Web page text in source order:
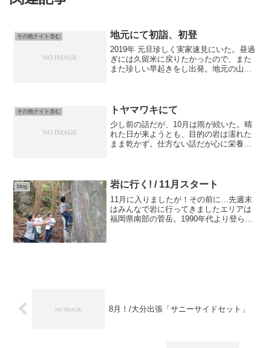
その他ナイト含む 地元にて初詣、初登
2019年 元旦珍しく実家速見にいた。昼過
ぎには久留米に戻りたかったので、また
また珍しい早起きをし出発。地元の山へ
際、昼寝中その岩壁に...
その他ナイト含む トヤマワキにて
少し前の話だが、10月は雨が続いた。晴
れた日が来ようとも、目的の岩は濡れた
まま乾かず。仕方ない話だが心に栄養
登れそうな岩をピックアッ...
blog 岩に行く! / 11月スタート
11月に入りましたが！その前に…先週末
はみんなで岩に行ってきましたエリアは
福岡県南部の菅岳。1990年代より登られ
8月！/大分出張「サニーサイドセット」